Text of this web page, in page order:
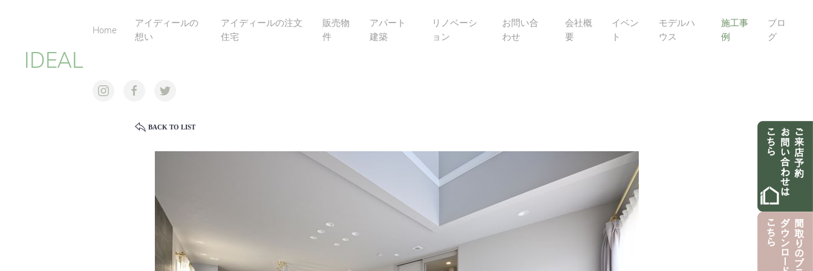
IDEAL
Home
アイディールの
想い
アイディールの注文
住宅
販売物
件
アパート
建築
リノベーシ
ョン
お問い合
わせ
会社概
要
イベン
ト
モデルハ
ウス
施工事
例
ブロ
グ
BACK TO LIST